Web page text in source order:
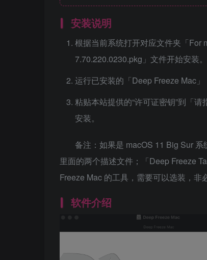
安装说明
根据当前系统打开对应文件夹「For
7.70.220.0230.pkg」文件开始安装。
运行已安装的「Deep Freeze Mac
粘贴本站提供的“许可证密钥”到「
安装。
备注：如果是 macOS 11 Big Sur
里面的两个描述文件；「Deep Freeze
Freeze Mac 的工具，需要可以选装，非
软件介绍